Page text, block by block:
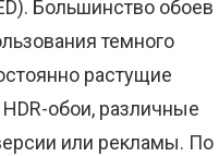
Большинство обоев
темного
растущие
обои, различные
или рекламы. По